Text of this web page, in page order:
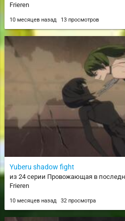
Frieren
10 месяцев назад 13 просмотров
Yuberu shadow fight
из 24 серии Провожающая в
Frieren
10 месяцев назад 32 просмотра